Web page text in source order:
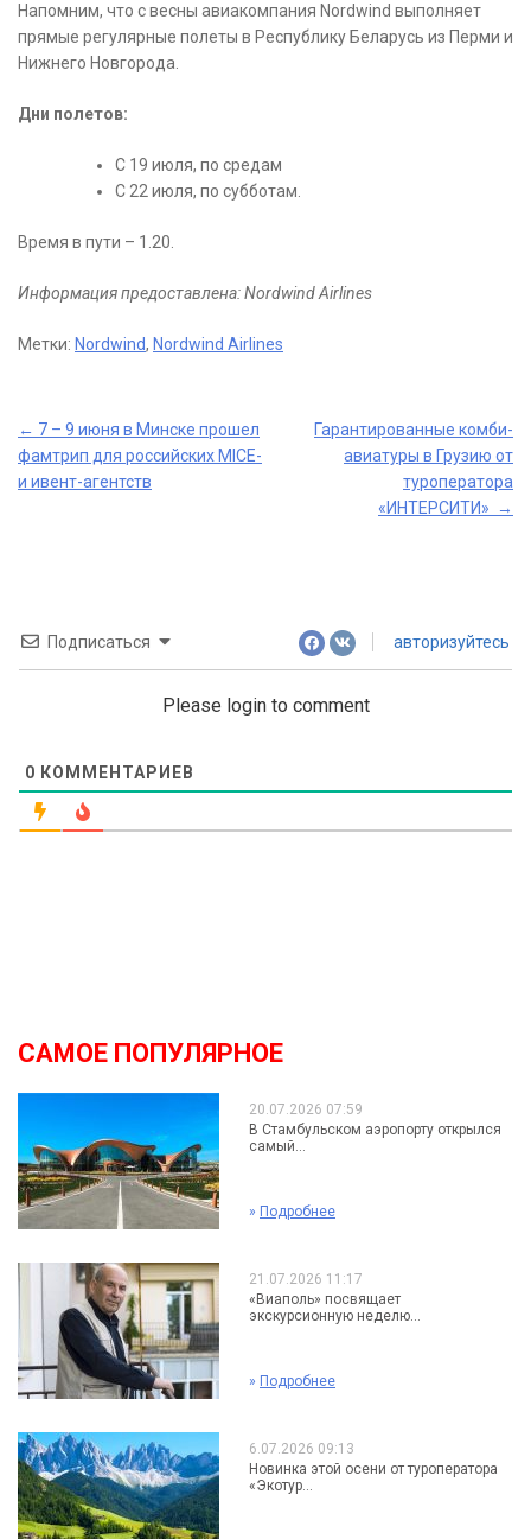
Напомним, что с весны авиакомпания Nordwind выполняет
прямые регулярные полеты в Республику Беларусь из Перми и
Нижнего Новгорода.
Дни полетов:
С 19 июля, по средам
С 22 июля, по субботам.
Время в пути – 1.20.
Информация предоставлена: Nordwind Airlines
Метки: Nordwind, Nordwind Airlines
Post
navigation
← 7 – 9 июня в Минске прошел
фамтрип для российских MICE-
и ивент-агентств
Гарантированные комби-
авиатуры в Грузию от
туроператора
«ИНТЕРСИТИ» →
Подписаться авторизуйтесь
Please login to comment
0 КОММЕНТАРИЕВ
САМОЕ ПОПУЛЯРНОЕ
20.07.2026 07:59
В Стамбульском аэропорту открылся
самый...
» Подробнее
21.07.2026 11:17
«Виаполь» посвящает
экскурсионную неделю...
» Подробнее
6.07.2026 09:13
Новинка этой осени от туроператора
«Экотур...